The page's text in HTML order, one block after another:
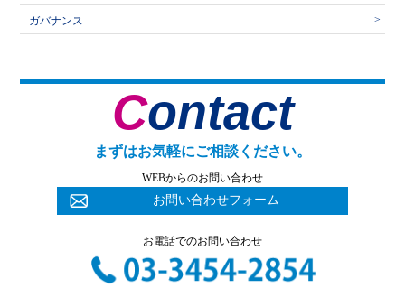
ガバナンス
Contact
まずはお気軽にご相談ください。
WEBからのお問い合わせ
お問い合わせフォーム
お電話でのお問い合わせ